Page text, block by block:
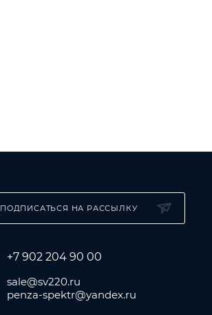
ПОДПИСАТЬСЯ НА РАССЫЛКУ
+7 902 204 90 00
sale@sv220.ru
penza-spektr@yandex.ru